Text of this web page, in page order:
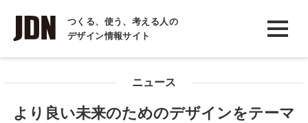
つくる、使う、考える人の
デザイン情報サイト
INTERVIEW
インタビュー
ニュース
より良い未来のためのデザインをテーマ